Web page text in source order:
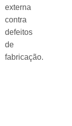
externa
contra
defeitos
de
fabricação.